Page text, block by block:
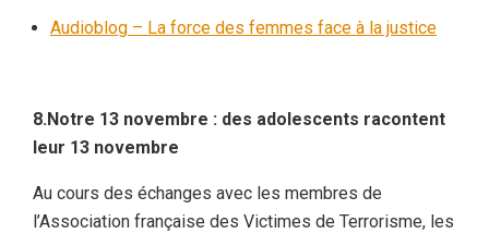
Audioblog – La force des femmes face à la justice
8.Notre 13 novembre : des adolescents racontent
leur 13 novembre
Au cours des échanges avec les membres de
l’Association française des Victimes de Terrorisme, les